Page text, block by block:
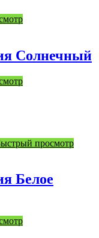
Солнечный
просмотр
Белое